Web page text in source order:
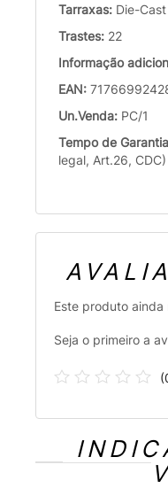
Tarraxas: Die-
Trastes: 22
Informação
EAN:
Un.Venda: PC/1
Tempo de
legal, Art.26, CDC)
Este produto ainda
Seja o primeiro a
(